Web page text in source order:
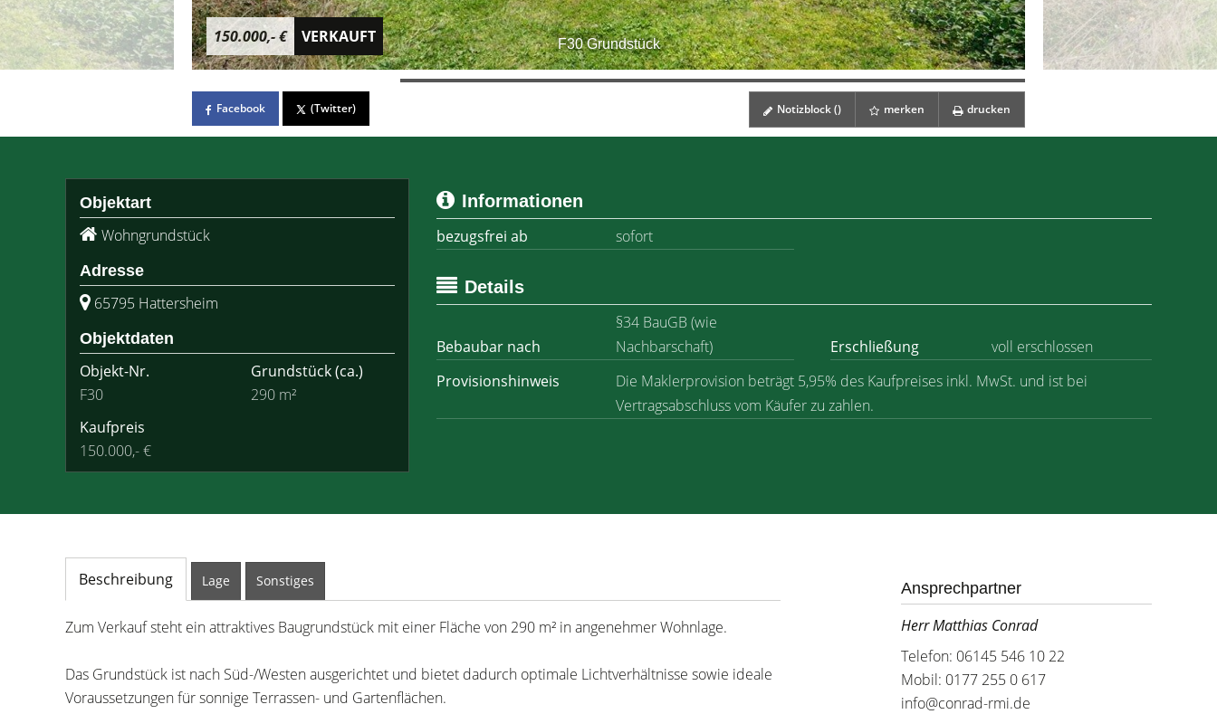
F30 Grundstück
150.000,- € VERKAUFT
Facebook (Twitter) Notizblock () merken drucken
Objektart
Wohngrundstück
Adresse
65795 Hattersheim
Objektdaten
Objekt-Nr.
F30
Grundstück(ca.)
290 m²
Kaufpreis
150.000,- €
Informationen
bezugsfrei ab
sofort
Details
Bebaubar nach
§34 BauGB (wie
Nachbarschaft)
Erschließung
voll erschlossen
Provisionshinweis
Die Maklerprovision beträgt 5,95% des Kaufpreises inkl. MwSt. und ist bei
Vertragsabschluss vom Käufer zu zahlen.
Beschreibung Lage Sonstiges
Zum Verkauf steht ein attraktives Baugrundstück mit einer Fläche von 290 m² in angenehmer Wohnlage.
Das Grundstück ist nach Süd-/Westen ausgerichtet und bietet dadurch optimale Lichtverhältnisse sowie ideale
Voraussetzungen für sonnige Terrassen- und Gartenflächen.
Ansprechpartner
Herr Matthias Conrad
Telefon: 06145 546 10 22
Mobil: 0177 255 0 617
info@conrad-rmi.de